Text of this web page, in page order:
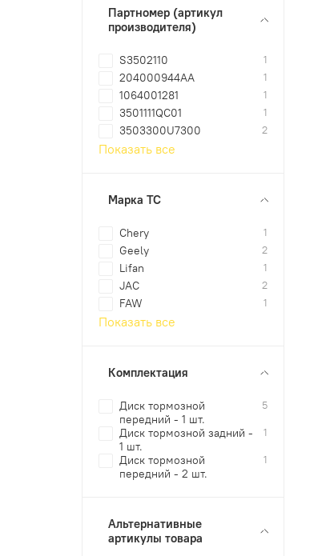
Партномер (артикул
производителя)
S3502110 1
204000944AA 1
1064001281 1
3501111QC01 1
3503300U7300 2
Показать все
Марка ТС
Chery 1
Geely 2
Lifan 1
JAC 2
FAW 1
Показать все
Комплектация
Диск тормозной
передний - 1 шт.
5
Диск тормозной задний -
1 шт.
1
Диск тормозной
передний - 2 шт.
1
Альтернативные
артикулы товара